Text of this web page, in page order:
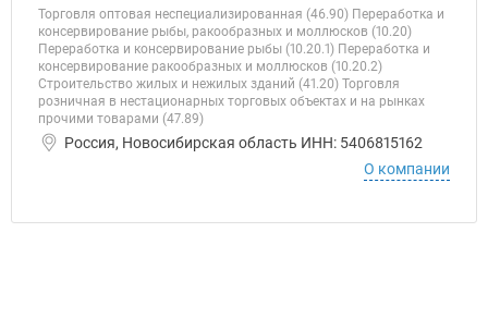
Торговля оптовая неспециализированная (46.90) Переработка и
консервирование рыбы, ракообразных и моллюсков (10.20)
Переработка и консервирование рыбы (10.20.1) Переработка и
консервирование ракообразных и моллюсков (10.20.2)
Строительство жилых и нежилых зданий (41.20) Торговля
розничная в нестационарных торговых объектах и на рынках
прочими товарами (47.89)
Россия, Новосибирская область ИНН: 5406815162
О компании